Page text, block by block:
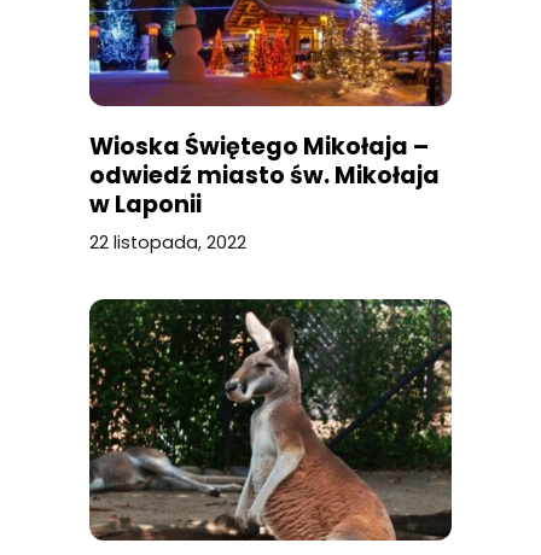
Wioska Świętego Mikołaja –
odwiedź miasto św. Mikołaja
w Laponii
22 listopada, 2022